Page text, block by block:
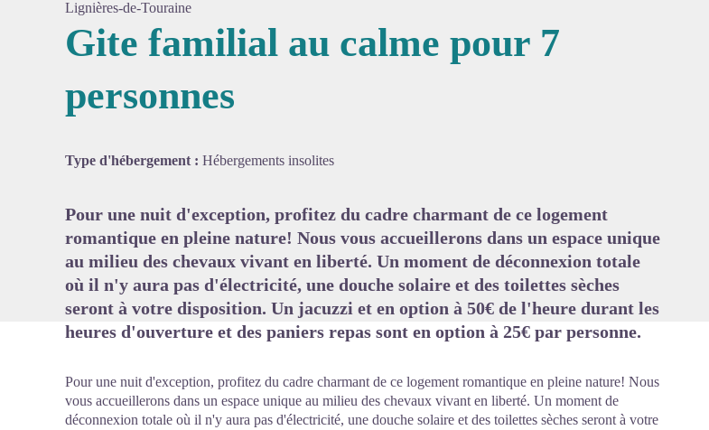
Lignières-de-Touraine
Gite familial au calme pour 7
personnes
Type d'hébergement : Hébergements insolites
Pour une nuit d'exception, profitez du cadre charmant de ce logement
romantique en pleine nature! Nous vous accueillerons dans un espace unique
au milieu des chevaux vivant en liberté. Un moment de déconnexion totale
où il n'y aura pas d'électricité, une douche solaire et des toilettes sèches
seront à votre disposition. Un jacuzzi et en option à 50€ de l'heure durant les
heures d'ouverture et des paniers repas sont en option à 25€ par personne.
Pour une nuit d'exception, profitez du cadre charmant de ce logement romantique en pleine nature! Nous
vous accueillerons dans un espace unique au milieu des chevaux vivant en liberté. Un moment de
déconnexion totale où il n'y aura pas d'électricité, une douche solaire et des toilettes sèches seront à votre